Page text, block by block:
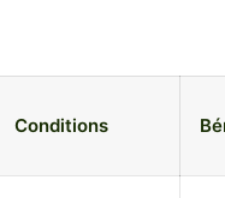
Conditions